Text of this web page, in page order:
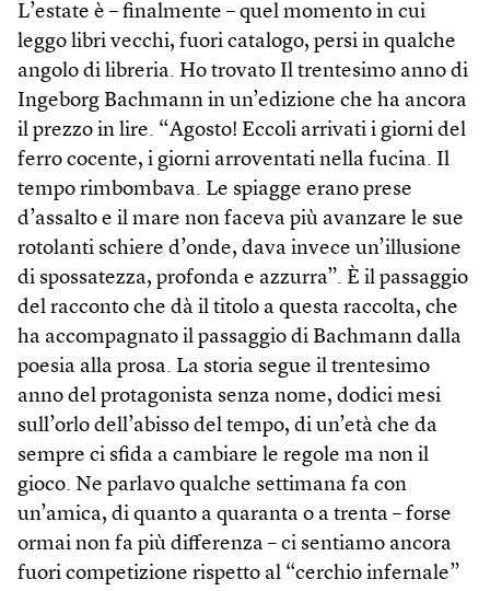
L’estate è – finalmente – quel momento in cui
leggo libri vecchi, fuori catalogo, persi in qualche
angolo di libreria. Ho trovato Il trentesimo anno di
Ingeborg Bachmann in un’edizione che ha ancora
il prezzo in lire. “Agosto! Eccoli arrivati i giorni del
ferro cocente, i giorni arroventati nella fucina. Il
tempo rimbombava. Le spiagge erano prese
d’assalto e il mare non faceva più avanzare le sue
rotolanti schiere d’onde, dava invece un’illusione
di spossatezza, profonda e azzurra”. È il passaggio
del racconto che dà il titolo a questa raccolta, che
ha accompagnato il passaggio di Bachmann dalla
poesia alla prosa. La storia segue il trentesimo
anno del protagonista senza nome, dodici mesi
sull’orlo dell’abisso del tempo, di un’età che da
sempre ci sfida a cambiare le regole ma non il
gioco. Ne parlavo qualche settimana fa con
un’amica, di quanto a quaranta o a trenta – forse
ormai non fa più differenza – ci sentiamo ancora
fuori competizione rispetto al “cerchio infernale”